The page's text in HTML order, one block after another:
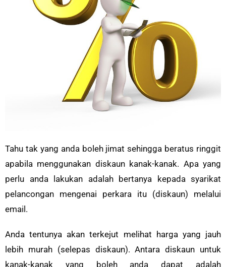
Tahu tak yang anda boleh jimat sehingga beratus ringgit
apabila menggunakan diskaun kanak-kanak. Apa yang
perlu anda lakukan adalah bertanya kepada syarikat
pelancongan mengenai perkara itu (diskaun) melalui
email.
Anda tentunya akan terkejut melihat harga yang jauh
lebih murah (selepas diskaun). Antara diskaun untuk
kanak-kanak yang boleh anda dapat adalah